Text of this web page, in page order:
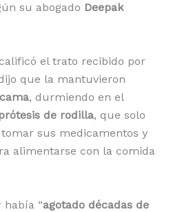
su abogado Deepak
el trato recibido por
que la mantuvieron
, durmiendo en el
de rodilla, que solo
sus medicamentos y
alimentarse con la comida
había “agotado décadas de